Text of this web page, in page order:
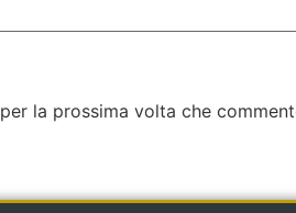
la prossima volta che